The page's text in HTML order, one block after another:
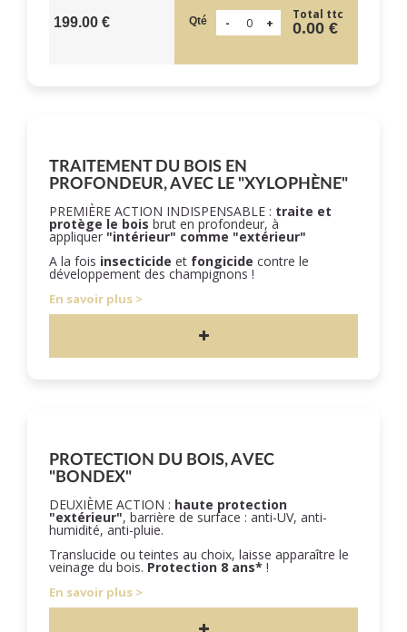
199.00 € Qté Total ttc
0.00 €
TRAITEMENT DU BOIS EN
PROFONDEUR, AVEC LE "XYLOPHÈNE"
PREMIÈRE ACTION INDISPENSABLE : traite et
protège le bois brut en profondeur, à
appliquer "intérieur" comme "extérieur"
A la fois insecticide et fongicide contre le
développement des champignons !
En savoir plus
PROTECTION DU BOIS, AVEC
"BONDEX"
DEUXIÈME ACTION : haute protection
"extérieur", barrière de surface : anti-UV, anti-
humidité, anti-pluie.
Translucide ou teintes au choix, laisse apparaître le
veinage du bois. Protection 8 ans* !
En savoir plus